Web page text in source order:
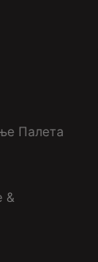
Палета
&